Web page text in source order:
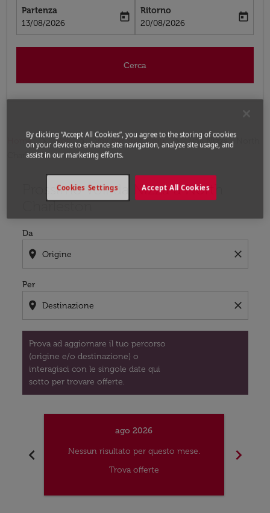
Partenza
fc-booking-departure-date-aria-label
13/08/2026
today
Ritorno
fc-booking-return-date-aria-label
20/08/2026
today
Cerca
Home Voli Voli per Stati Uniti
Voli Nizza - North
Charleston
Prossimo voli da Nizza a North
Charleston
Da
location_on close
Per
location_on close
Prova ad aggiornare il tuo percorso
(origine e/o destinazione) o
interagisci con le singole date qui
sotto per trovare offerte.
Prova ad aggiornare il tuo percorso (origine e/o
chevron_left
ago 2026
Nessun risultato per questo mese.
Trova offerte
chevron_right
By clicking “Accept All Cookies”, you agree to the storing of cookies
on your device to enhance site navigation, analyze site usage, and
assist in our marketing efforts.
Accept All Cookies
Cookies Settings